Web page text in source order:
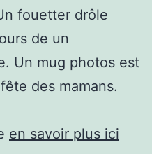
fouetter drôle
de un
Un mug photos est
des mamans.
en savoir plus ici